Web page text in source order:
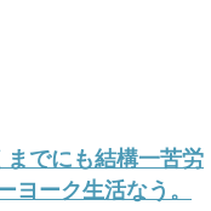
でにも結構一苦労
ヨーク生活なう。